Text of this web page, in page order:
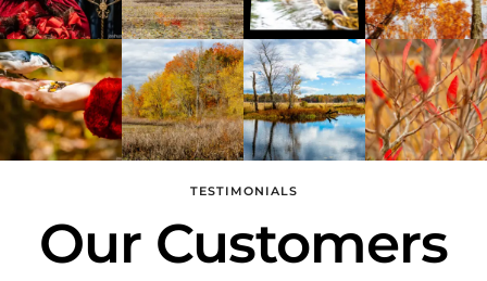
TESTIMONIALS
Our Customers